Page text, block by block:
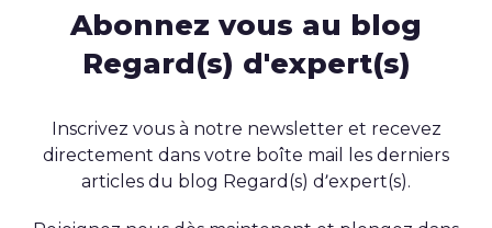
Abonnez vous au blog
Regard(s) d'expert(s)
Inscrivez vous à notre newsletter et recevez
directement dans votre boîte mail les derniers
articles du blog Regard(s) d’expert(s).